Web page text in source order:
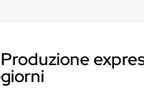
Produzione
giorni